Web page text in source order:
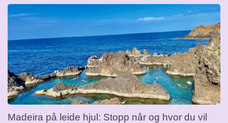
Madeira på leide hjul: Stopp når og hvor du vil